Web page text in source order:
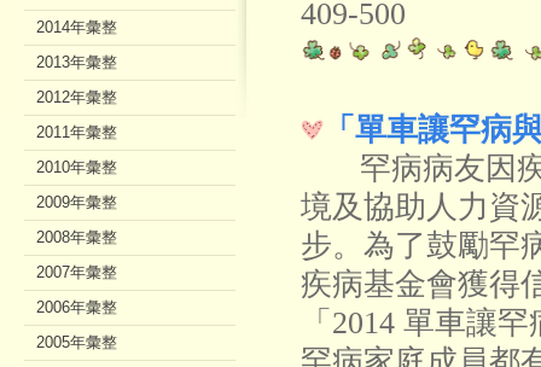
409-500
「單車讓罕病
罕病病友因疾
境及協助人力資
步。為了鼓勵罕
疾病基金會獲得
「2014 單車讓
2014年彙整
2013年彙整
2012年彙整
2011年彙整
2010年彙整
2009年彙整
2008年彙整
2007年彙整
2006年彙整
2005年彙整